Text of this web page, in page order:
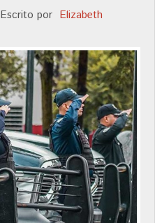
Escrito por Elizabeth